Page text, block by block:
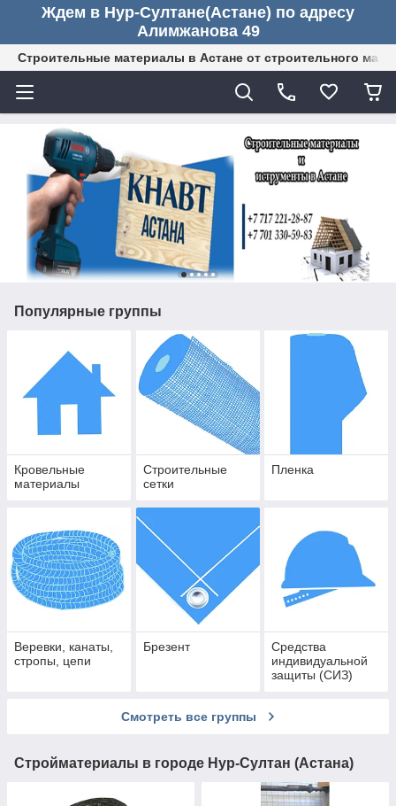
Ждем в Нур-Султане(Астане) по адресу
Алимжанова 49
Строительные материалы в Астане от строительного
Популярные группы
Кровельные
материалы
Строительные
сетки
Пленка
Веревки, канаты,
стропы, цепи
Брезент
Средства
индивидуальной
защиты (СИЗ)
Смотреть все группы
Стройматериалы в городе Нур-Султан (Астана)